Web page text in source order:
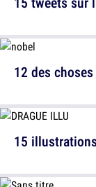
15
12 des